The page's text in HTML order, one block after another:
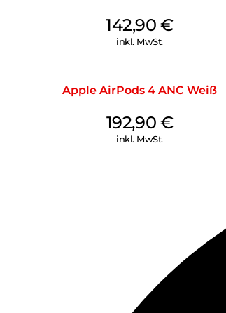
142,90€
inkl. MwSt.
Apple AirPods 4 ANC Weiß
192,90 €
inkl. MwSt.